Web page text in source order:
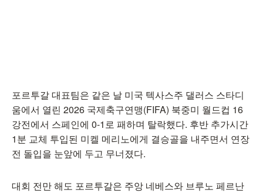
포르투갈 대표팀은 같은 날 미국 텍사스주 댈러스 스타디
움에서 열린 2026 국제축구연맹(FIFA) 북중미 월드컵 16
강전에서 스페인에 0-1로 패하며 탈락했다. 후반 추가시간
1분 교체 투입된 미켈 메리노에게 결승골을 내주면서 연장
전 돌입을 눈앞에 두고 무너졌다.
대회 전만 해도 포르투갈은 주앙 네베스와 브루노 페르난